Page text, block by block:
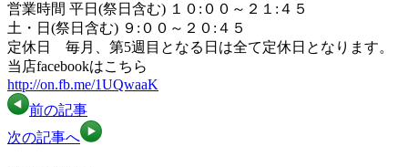
営業時間 平日(祭日含む) １０:００～２１:４５
土・日(祭日含む) ９:００～２０:４５
定休日 毎月、第5週目となる日は全て定休日となります。
当店facebookはこちら
http://on.fb.me/1UQwaaK
前の記事
次の記事へ